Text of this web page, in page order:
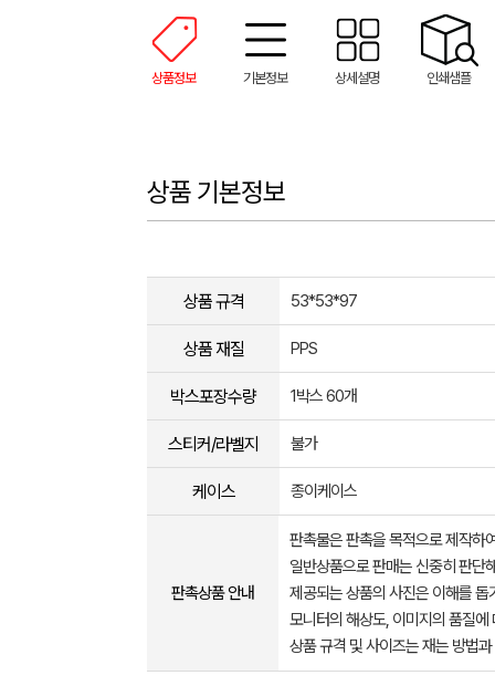
상품정보 기본정보 상세설명 인쇄샘플
상품 기본정보
상품 규격 53*53*97
상품 재질 PPS
박스포장수량 1박스 60개
스티커/라벨지 불가
케이스 종이케이스
판촉상품 안내
판촉물은 판촉을 목적으로 제작하
일반상품으로 판매는 신중히 판단
제공되는 상품의 사진은 이해를
모니터의 해상도, 이미지의 품질
상품 규격 및 사이즈는 재는 방법